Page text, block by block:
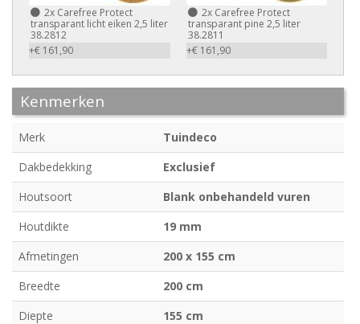
2x Carefree Protect
transparant licht eiken 2,5 liter
38.2812
+€ 161,90
2xCarefree Protect
transparant pine 2,5 liter
38.2811
+€ 161,90
Kenmerken
Merk
Tuindeco
Dakbedekking
Exclusief
Houtsoort
Blank onbehandeld vuren
Houtdikte
19 mm
Afmetingen
200 x 155 cm
Breedte
200 cm
Diepte
155 cm